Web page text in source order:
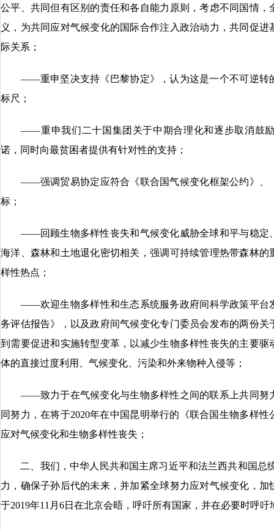
公平、共同但有区别的责任和各自能力原则，考虑不同国情
义，为共同应对气候变化的国际合作注入政治动力，共同促
际关系；
——重申坚决支持《巴黎协定》，认为这是一个不可逆转
标尺；
——重申我们二十国集团关于中期合理化和逐步取消鼓励
诺，同时向最贫困者提供有针对性的支持；
——强调贸易协定应符合《联合国气候变化框架公约》、
标；
——回顾生物多样性丧失和气候变化威胁全球和平与稳定
海洋、森林和土地退化密切相关，强调可持续管理热带森林
样性热点；
——欢迎生物多样性和生态系统服务政府间科学政策平台
务评估报告》，以及政府间气候变化专门委员会发布的两份
到需要促进和实施转型变革，以减少生物多样性丧失的主要
体的直接过度利用、气候变化、污染和外来物种入侵等；
——致力于在气候变化与生物多样性之间的联系上共同努
同努力，在将于2020年在中国昆明举行的《联合国生物多样
应对气候变化和生物多样性丧失；
二、我们，中华人民共和国主席习近平和法兰西共和国总
力，确保子孙后代的未来，并加紧全球努力应对气候变化，
于2019年11月6日在北京会晤，呼吁所有国家，并在必要时呼